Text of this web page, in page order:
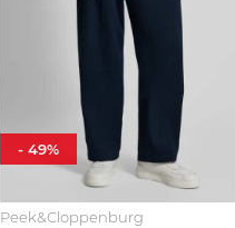
Peek&Cloppenburg
- 49%